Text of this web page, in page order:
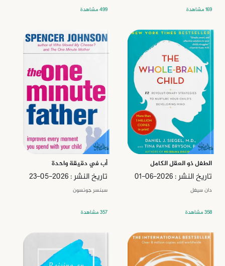
169 مشاهدة 499 مشاهدة
الطفل ذو العقل الكامل
تاريخ النشر : 2026-06-01
دان سيغل
358 مشاهدة
أب في دقيقة واحدة
تاريخ النشر : 2026-05-23
سبنسر جونسون
357 مشاهدة